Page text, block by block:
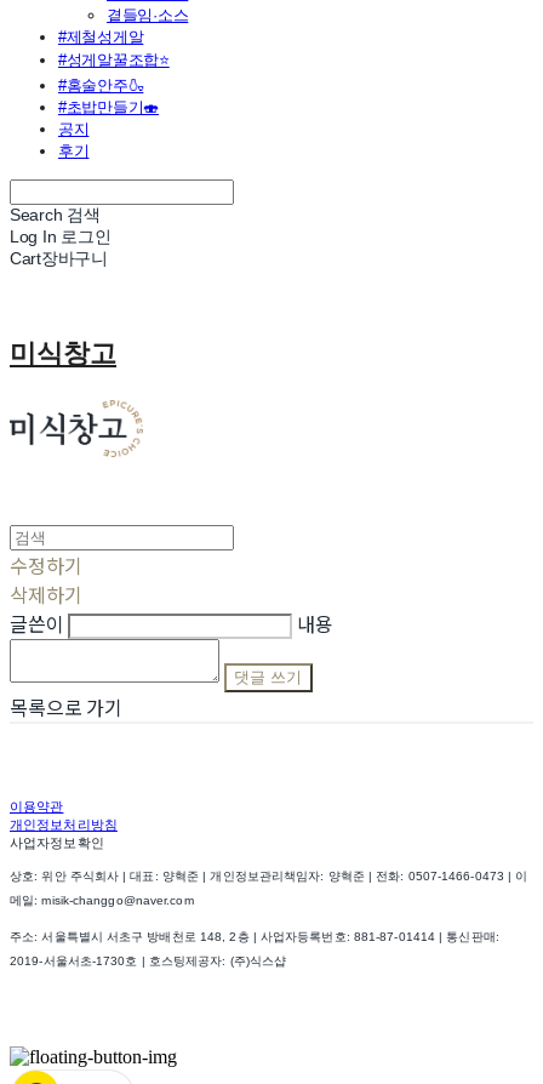
곁들임·소스
#제철성게알
#성게알꿀조합⭐
#홈술안주🍶
#초밥만들기🍣
공지
후기
Search 검색
Log In 로그인
Cart장바구니
미식창고
수정하기
삭제하기
글쓴이
내용
댓글 쓰기
목록으로 가기
이용약관
개인정보처리방침
사업자정보확인
상호: 위안 주식회사 | 대표: 양혁준 | 개인정보관리책임자: 양혁준 | 전화: 0507-1466-0473 | 이
메일: misik-changgo@naver.com
주소: 서울특별시 서초구 방배천로 148, 2층 | 사업자등록번호: 881-87-01414 | 통신판매:
2019-서울서초-1730호
| 호스팅제공자: (주)식스샵